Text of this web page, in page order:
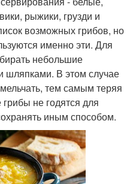
рыжики, грузди и
возможных грибов, но
именно эти. Для
небольшие
шляпками. В этом случае
тем самым теряя
не годятся для
иным способом.